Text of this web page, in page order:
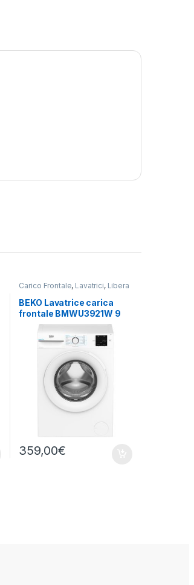
Carico Frontale, Lavatrici, Libera
BEKO Lavatrice carica
frontale BMWU3921W 9
KG 1200 GIRI
359,00€